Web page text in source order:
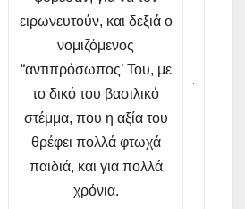
ειρωνευτούν, και δεξιά ο
νομιζόμενος
“αντιπρόσωπος’ Του, με
το δικό του βασιλικό
στέμμα, που η αξία του
θρέφει πολλά φτωχά
παιδιά, και για πολλά
χρόνια.